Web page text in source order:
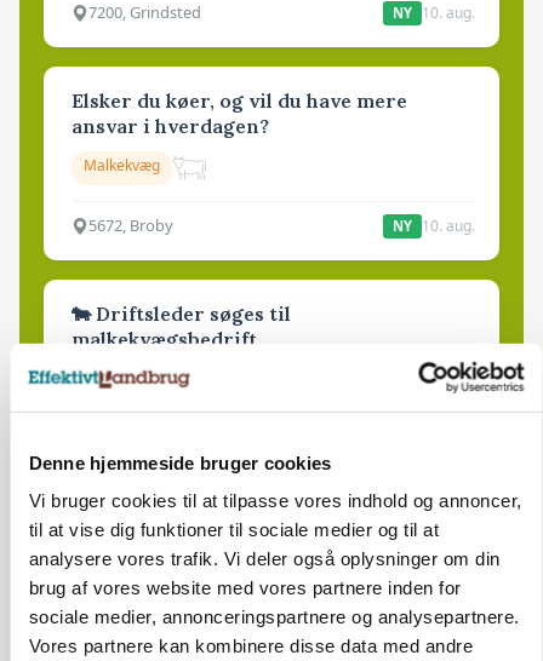
Denne hjemmeside bruger cookies
Vi bruger cookies til at tilpasse vores indhold og annoncer,
til at vise dig funktioner til sociale medier og til at
analysere vores trafik. Vi deler også oplysninger om din
brug af vores website med vores partnere inden for
sociale medier, annonceringspartnere og analysepartnere.
Vores partnere kan kombinere disse data med andre
7200, Grindsted NY 10. aug.
Elsker du køer, og vil du have mere
ansvar i hverdagen?
Malkekvæg
5672, Broby NY 10. aug.
🐄 Driftsleder søges til
malkekvægsbedrift
Malkekvæg
Medarbejder til slagtegriseproduktion
Slagtegrise
4261, Dalmose NY 10. aug.